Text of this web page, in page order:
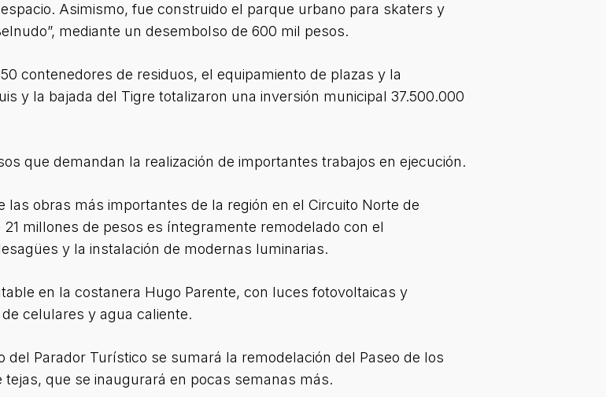
Asimismo, fue construido el parque urbano para skaters y
mediante un desembolso de 600 mil pesos.
contenedores de residuos, el equipamiento de plazas y la
y la bajada del Tigre totalizaron una inversión municipal 37.500.000
que demandan la realización de importantes trabajos en ejecución.
las obras más importantes de la región en el Circuito Norte de
millones de pesos es íntegramente remodelado con el
y la instalación de modernas luminarias.
en la costanera Hugo Parente, con luces fotovoltaicas y
celulares y agua caliente.
Parador Turístico se sumará la remodelación del Paseo de los
que se inaugurará en pocas semanas más.